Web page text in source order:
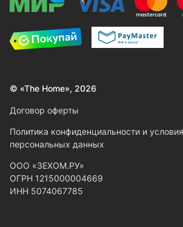
© «The Home», 2026
Договор оферты
Политика конфиденциальности и
персональных данных
ООО «ЗЕХОМ.РУ»
ОГРН 1215000004669
ИНН 5074067785